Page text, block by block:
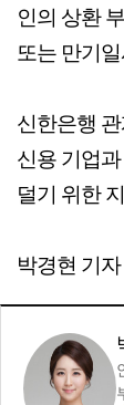
인의 상환
또는 만기
신한은행
신용 기업
덜기 위한
박경현 기